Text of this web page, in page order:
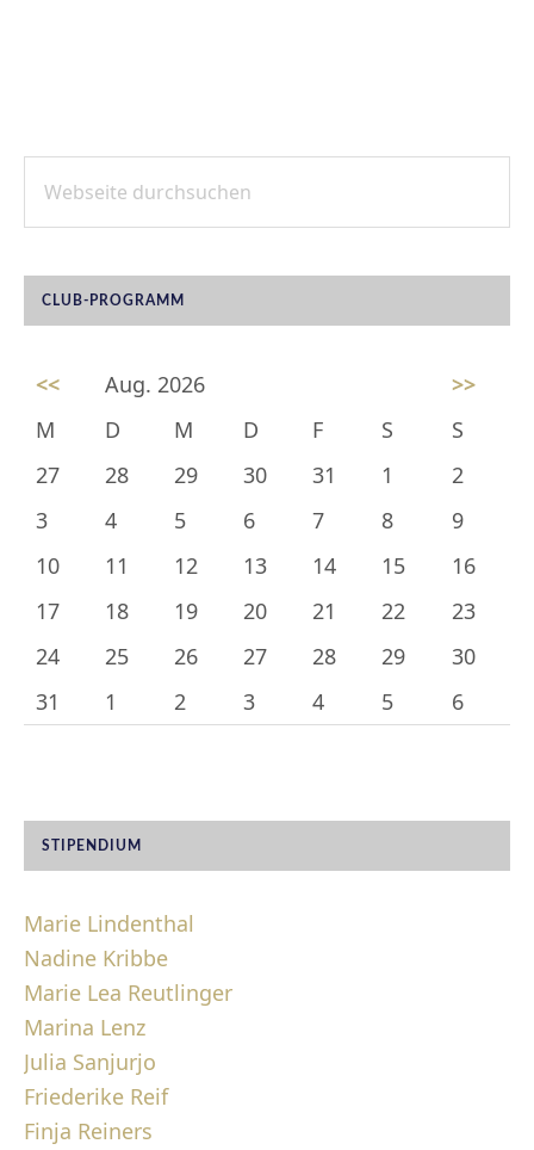
SEITENSPALTE
durchsuchen
CLUB-PROGRAMM
<< Aug. 2026
>>
M
D M D F S
S
27
28 29 30 31 1
2
3
4 5 6 7 8
9
10
11 12 13 14 15
16
17
18 19 20 21 22
23
24
25 26 27 28 29
30
31
1 2 3 4 5 6
STIPENDIUM
Marie Lindenthal
Nadine Kribbe
Marie Lea Reutlinger
Marina Lenz
Julia Sanjurjo
Friederike Reif
Finja Reiners